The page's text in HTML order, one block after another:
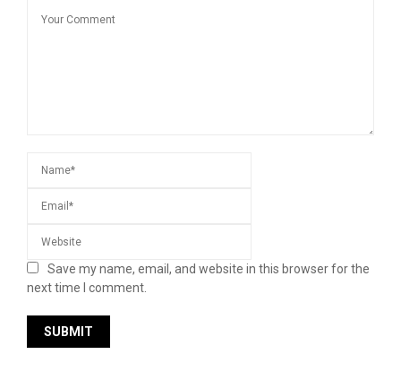
Save my name, email, and website in this browser for the
next time I comment.